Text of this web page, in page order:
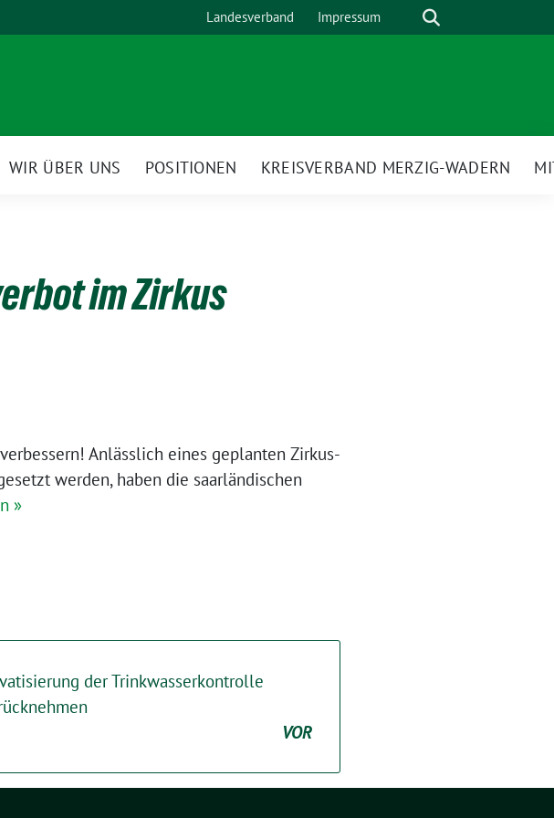
Landesverband Impressum Suche
WIR ÜBER UNS POSITIONEN KREISVERBAND MERZIG-WADERN
im Zirkus
Anlässlich eines geplanten Zirkus-
werden, haben die saarländischen
»
der Trinkwasserkontrolle
VOR